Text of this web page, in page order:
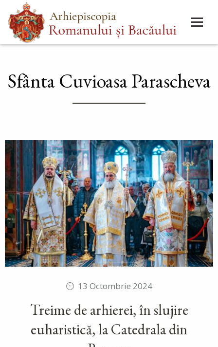
Mergi
la
conţinutul
Main
menu
Sfânta Cuvioasa Parascheva
13 Octombrie 2024
Treime de arhierei, în slujire
euharistică, la Catedrala din